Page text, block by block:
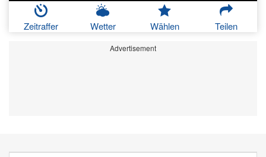
Zeitraffer Wetter Wählen Teilen
Advertisement